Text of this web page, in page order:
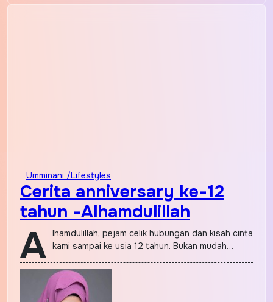
Umminani /Lifestyles
Cerita anniversary ke-12
tahun -Alhamdulillah
A lhamdulillah, pejam celik hubungan dan kisah cinta
kami sampai ke usia 12 tahun. Bukan mudah…